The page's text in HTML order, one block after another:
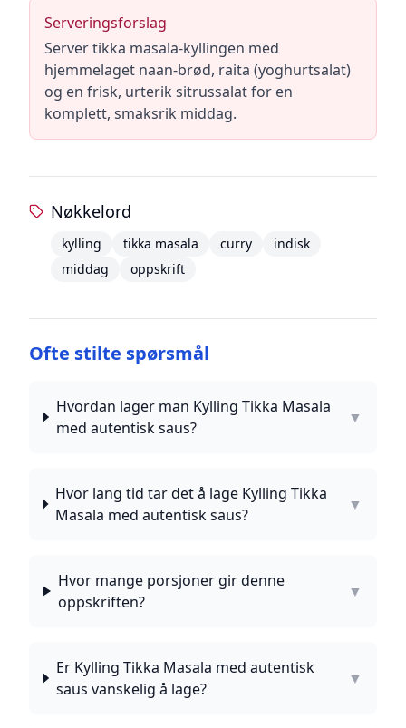
Serveringsforslag
Server tikka masala-kyllingen med
hjemmelaget naan-brød, raita (yoghurtsalat)
og en frisk, urterik sitrussalat for en
komplett, smaksrik middag.
Nøkkelord
kylling tikka masala curry
indisk
middag
oppskrift
Ofte stilte spørsmål
Hvordan lager man Kylling Tikka Masala
med autentisk saus?
▼
Hvor lang tid tar det å lage Kylling Tikka
Masala med autentisk saus?
▼
Hvor mange porsjoner gir denne
oppskriften?
▼
Er Kylling Tikka Masala med autentisk
saus vanskelig å lage?
▼